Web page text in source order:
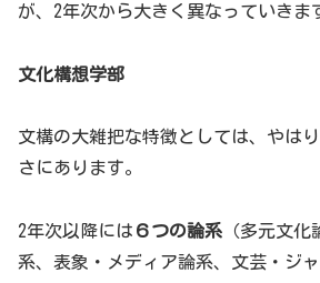
が、2年次から大きく異なっていきま
文化構想学部
文構の大雑把な特徴としては、やは
さにあります。
2年次以降には ６つの論系 （多元文
系、表象・メディア論系、文芸・ジ